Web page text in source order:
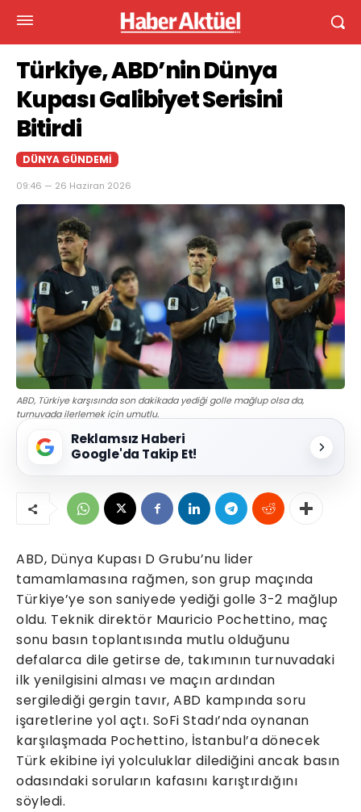
Türkiye, ABD’nin Dünya
Kupası Galibiyet Serisini
Bitirdi
DÜNYA GÜNDEMI
09:46 — 26 Haziran 2026
ABD, Türkiye karşısında son dakikada yediği golle mağlup olsa da,
turnuvada ilerlemek için umutlu.
Reklamsız Haberi
Google'da Takip Et!
ABD, Dünya Kupası D Grubu’nu lider
tamamlamasına rağmen, son grup maçında
Türkiye’ye son saniyede yediği golle 3-2 mağlup
oldu. Teknik direktör Mauricio Pochettino, maç
sonu basın toplantısında mutlu olduğunu
defalarca dile getirse de, takımının turnuvadaki
ilk yenilgisini alması ve maçın ardından
sergilediği gergin tavır, ABD kampında soru
işaretlerine yol açtı. SoFi Stadı’nda oynanan
karşılaşmada Pochettino, İstanbul’a dönecek
Türk ekibine iyi yolculuklar dilediğini ancak basın
odasındaki soruların kafasını karıştırdığını
söyledi.